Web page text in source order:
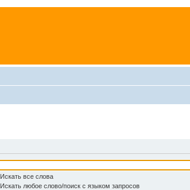
Искать все слова
Искать любое слово/поиск с языком запросов